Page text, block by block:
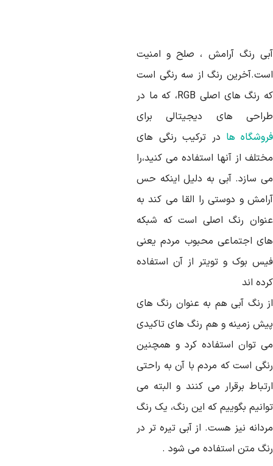
رنگ آرامش ، صلح و امنیت
رنگ از سه رنگی است
که رنگ های اصلی RGB، که ما در
های دیجیتالی برای
هادر ترکیب رنگی های
از آنها استفاده می کنید،را
سازد. آبی به دلیل اینکه حس
و دوستی را القا می کند به
رنگ اصلی است که شبکه
اجتماعی محبوب مردم یعنی
بوک و تویتر از آن استفاده
اند
رنگ آبی هم به عنوان رنگ های
زمینه و هم رنگ های تاکیدی
توان استفاده کرد و همچنین
است که مردم با آن به راحتی
برقرار می کنند و البته می
بگوییم که این رنگ، یک رنگ
نیز هست. از آبی تیره تر در
متن استفاده می شود .